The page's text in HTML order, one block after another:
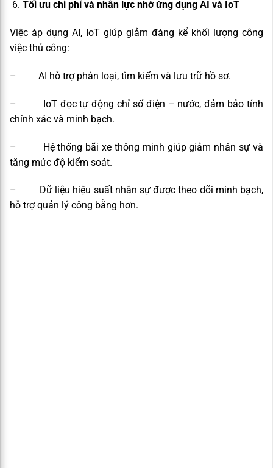
Tối ưu chi phí và nhân lực nhờ ứng dụng AI và IoT
Việc áp dụng AI, IoT giúp giảm đáng kể khối lượng công
việc thủ công:
– AI hỗ trợ phân loại, tìm kiếm và lưu trữ hồ sơ.
–
IoT đọc tự động chỉ số điện – nước, đảm bảo tính
chính xác và minh bạch.
–
Hệ thống bãi xe thông minh giúp giảm nhân sự và
tăng mức độ kiểm soát.
–
Dữ liệu hiệu suất nhân sự được theo dõi minh bạch,
hỗ trợ quản lý công bằng hơn.